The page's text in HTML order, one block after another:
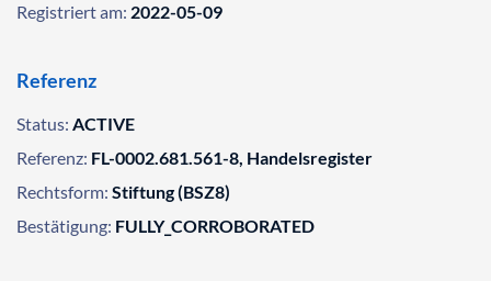
Registriert am: 2022-05-09
Referenz
Status: ACTIVE
Referenz: FL-0002.681.561-8, Handelsregister
Rechtsform: Stiftung (BSZ8)
Bestätigung: FULLY_CORROBORATED